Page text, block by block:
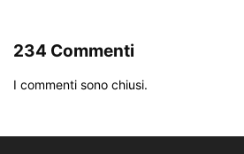
234 Commenti
I commenti sono chiusi.